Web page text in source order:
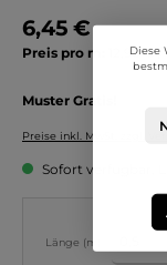
6,45 €
Preis pro m: 12,90 €
Muster Gratis!
Preise inkl. MwSt. zzgl.
Sofort verfügbar,
Länge (m):
Diese